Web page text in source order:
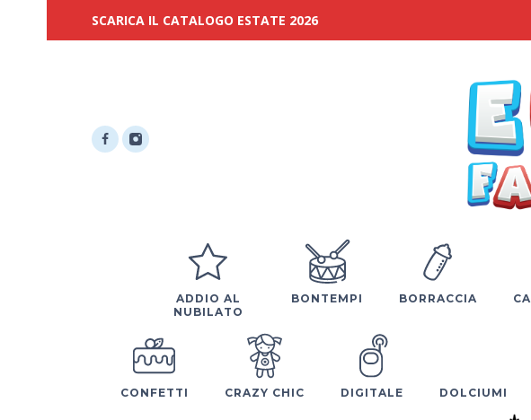
SCARICA IL CATALOGO ESTATE 2026
ADDIO AL
NUBILATO
BONTEMPI BORRACCIA
CONFETTI CRAZY CHIC DIGITALE DOLCIUMI